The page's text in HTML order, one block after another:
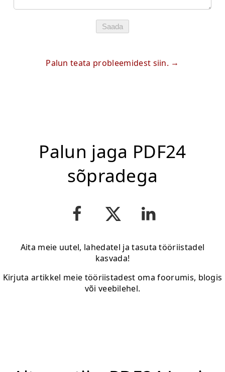
Saada
Palun teata probleemidest siin.
Palun jaga PDF24
sõpradega
Aita meie uutel, lahedatel ja tasuta tööriistadel
kasvada!
Kirjuta artikkel meie tööriistadest oma foorumis, blogis
või veebilehel.